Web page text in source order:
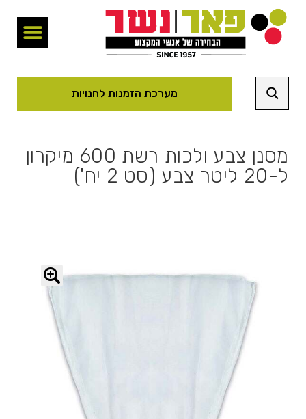
מערכת הזמנות לחנויות
מסנן צבע ולכות רשת 600 מיקרון
ל-20 ליטר צבע (סט 2 יח')
🔍